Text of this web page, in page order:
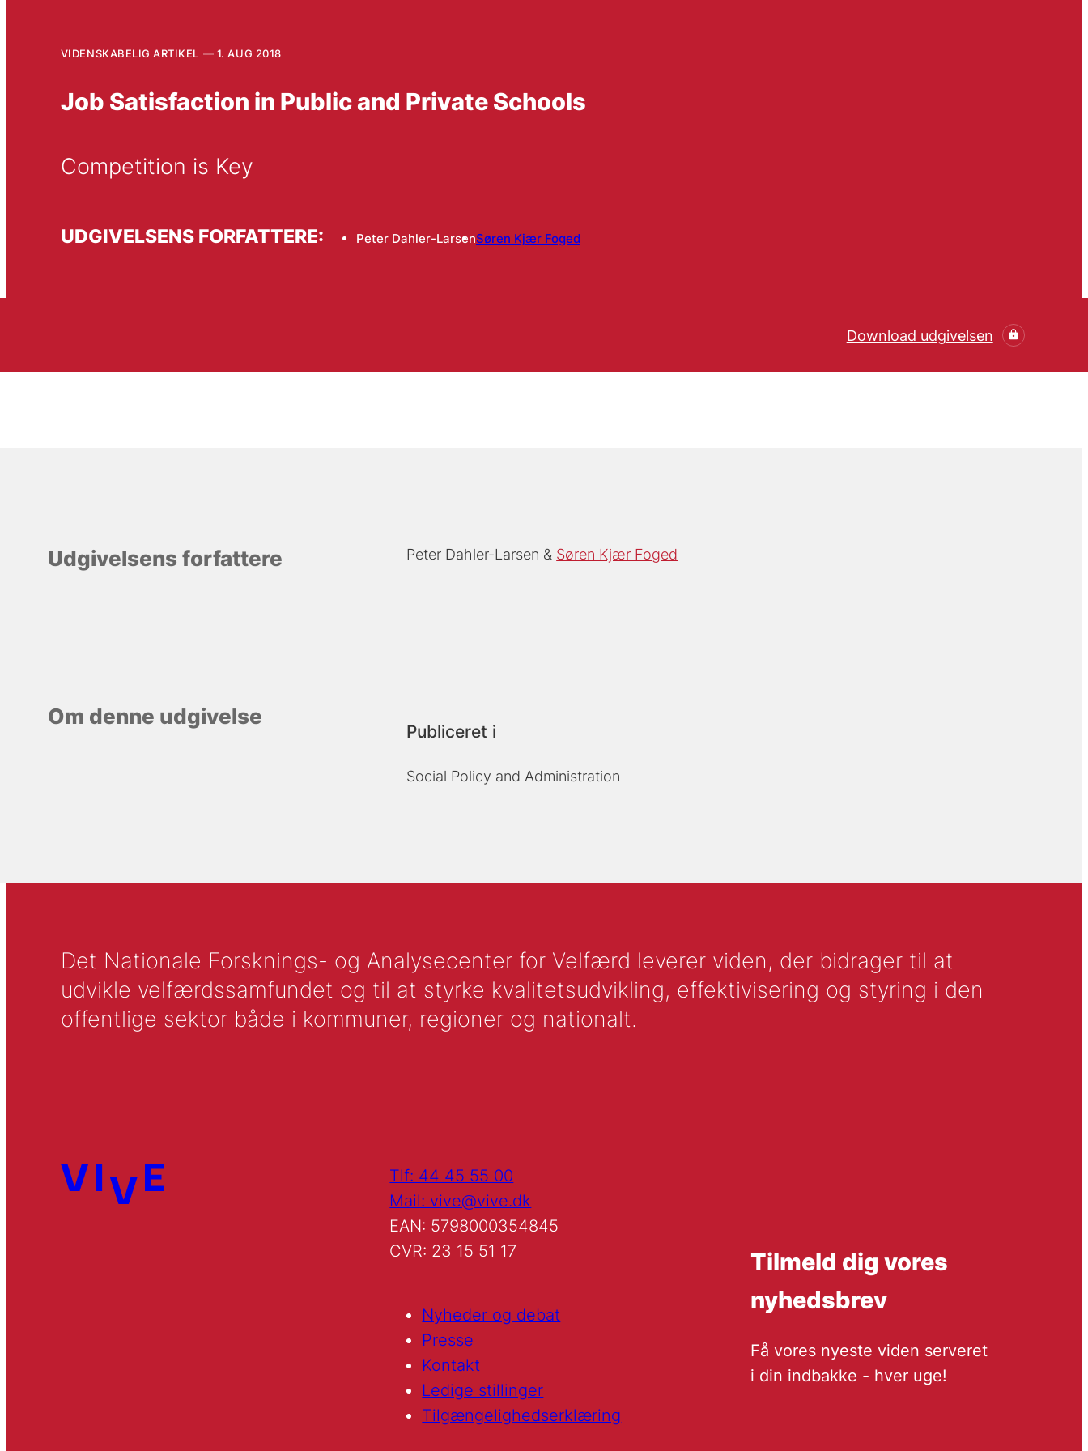
VIDENSKABELIG ARTIKEL 1. AUG 2018
Job Satisfaction in Public and Private Schools
Competition is Key
UDGIVELSENS FORFATTERE: Peter Dahler-LarsenSøren Kjær Foged
Download udgivelsen
Udgivelsens forfattere Peter Dahler-Larsen Søren Kjær Foged
Om denne udgivelse
Publiceret i
Social Policy and Administration
Det Nationale Forsknings- og Analysecenter for Velfærd leverer viden, der bidrager til at
udvikle velfærdssamfundet og til at styrke kvalitetsudvikling, effektivisering og styring i den
offentlige sektor både i kommuner, regioner og nationalt.
Tlf: 44 45 55 00
Mail: vive@vive.dk
EAN: 5798000354845
CVR: 23 15 51 17
Nyheder og debat
Presse
Kontakt
Ledige stillinger
Tilgængelighedserklæring
Tilmeld dig vores
nyhedsbrev
Få vores nyeste viden serveret
i din indbakke - hver uge!